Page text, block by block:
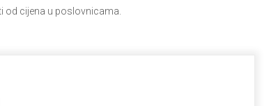
od cijena u poslovnicama.